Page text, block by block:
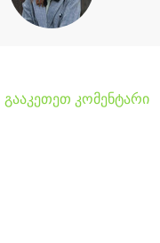
გააკეთეთ კომენტარი